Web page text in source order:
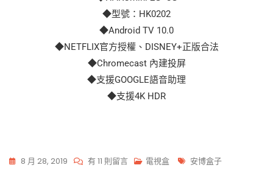
◆型號：HK0202
◆Android TV 10.0
◆NETFLIX官方授權、DISNEY+正版合法
◆Chromecast 內建投屏
◆支援GOOGLE語音助理
◆支援4K HDR
8 月 28, 2019 有 11 則留言 電視盒 安博盒子